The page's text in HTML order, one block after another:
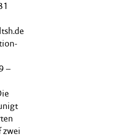
–
zwei